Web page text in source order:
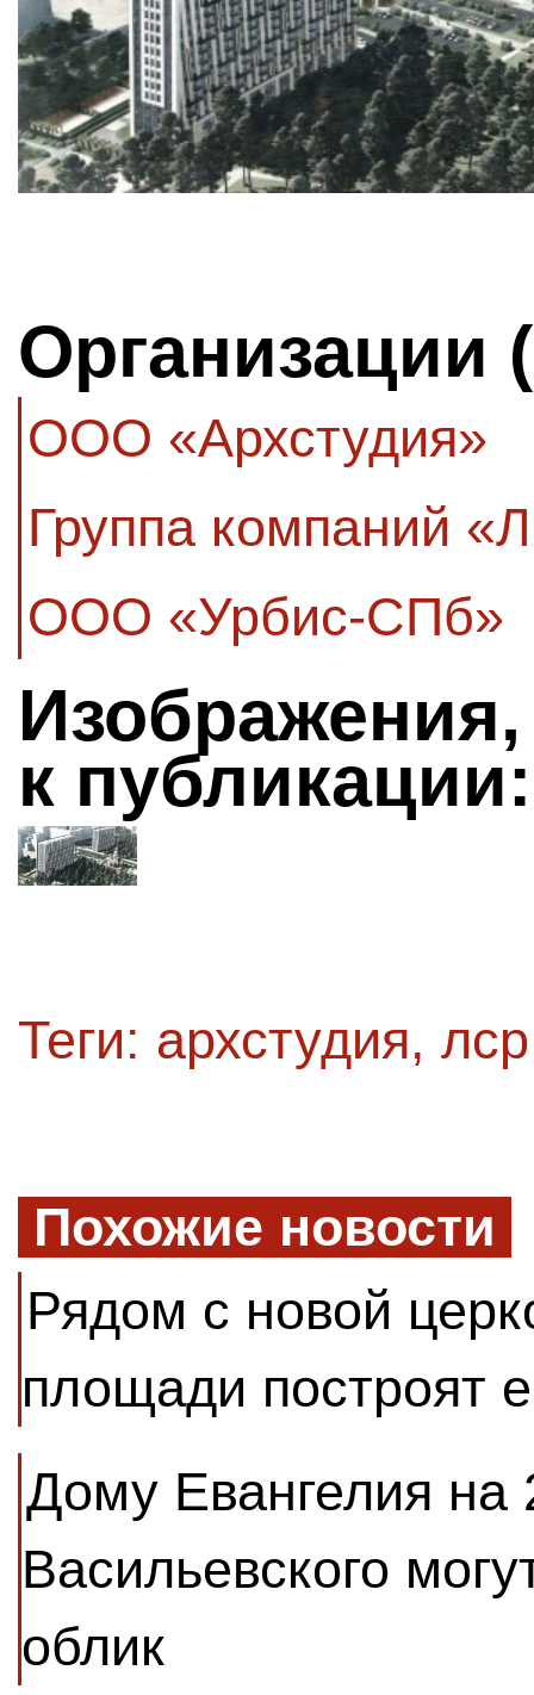
Организации
ООО «Архстудия»
Группа компаний
ООО «Урбис-СПб»
к публикации:
Теги: архстудия, лср
Похожие новости
Рядом с новой
площади построят
Дому Евангелия на
Васильевского
облик